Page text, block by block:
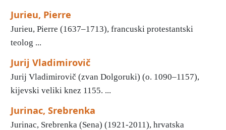
Jurieu, Pierre
Jurieu, Pierre (1637–1713), francuski protestantski
teolog ...
Jurij Vladimirovič
Jurij Vladimirovič (zvan Dolgoruki) (o. 1090–1157),
kijevski veliki knez 1155. ...
Jurinac, Srebrenka
Jurinac, Srebrenka (Sena) (1921-2011), hrvatska